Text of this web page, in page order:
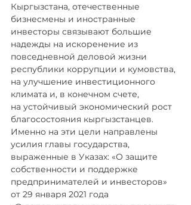
Кыргызстана, отечественные
бизнесмены и иностранные
инвесторы связывают большие
надежды на искоренение из
повседневной деловой жизни
республики коррупции и кумовства,
на улучшение инвестиционного
климата и, в конечном счете,
на устойчивый экономический рост
благосостояния кыргызстанцев.
Именно на эти цели направлены
усилия главы государства,
выраженные в Указах: «О защите
собственности и поддержке
предпринимателей и инвесторов»
от 29 января 2021 года